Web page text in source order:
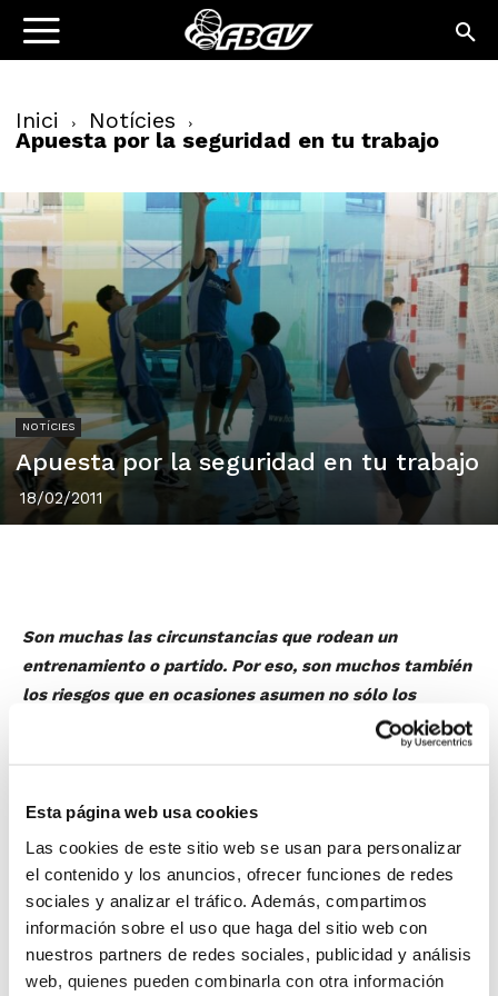
Esta página web usa cookies
Las cookies de este sitio web se usan para personalizar
el contenido y los anuncios, ofrecer funciones de redes
sociales y analizar el tráfico. Además, compartimos
información sobre el uso que haga del sitio web con
nuestros partners de redes sociales, publicidad y análisis
web, quienes pueden combinarla con otra información
Inici Notícies
Apuesta por la seguridad en tu trabajo
NOTÍCIES
Apuesta por la seguridad en tu trabajo
18/02/2011
Son muchas las circunstancias que rodean un
entrenamiento o partido. Por eso, son muchos también
los riesgos que en ocasiones asumen no sólo los
deportistas, sino también los entrenadores, sobre todo
cuando desarrollan su labor con menores de edad.
Anteproyecto de Ley del Deporte y de la Actividad
Físico Deportiva de la Comunidad Valenciana prevé la
obligación de que todos los técnicos dispongan de un
seguro de riesgos y de responsabilidad civil.
LaFBCV iMapfre , dentro de la permanente
colaboración que vienen manteniendo las últimas